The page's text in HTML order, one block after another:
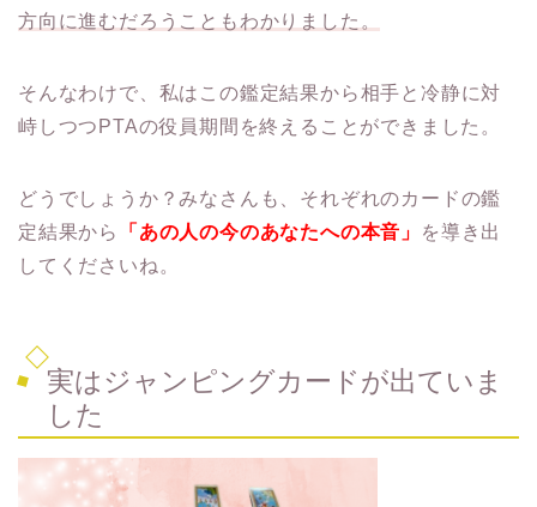
方向に進むだろうこともわかりました。
そんなわけで、私はこの鑑定結果から相手と冷静に対
峙しつつPTAの役員期間を終えることができました。
どうでしょうか？みなさんも、それぞれのカードの鑑
定結果から
「あの人の今のあなたへの本音」
を導き出
してくださいね。
実はジャンピングカードが出ていま
した